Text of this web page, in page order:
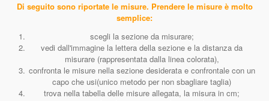
Di seguito sono riportate le misure. Prendere le misure è molto
semplice:
scegli la sezione da misurare;
vedi dall'immagine la lettera della sezione e la distanza da
misurare (rappresentata dalla linea colorata),
confronta le misure nella sezione desiderata e confrontale con un
capo che usi(unico metodo per non sbagliare taglia)
trova nella tabella delle misure allegata, la misura in cm;